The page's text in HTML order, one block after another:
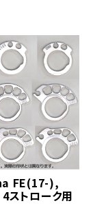
FE(17-),
ストローク用